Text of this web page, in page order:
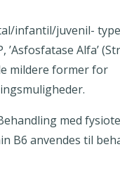
infantil/juvenil-
Alfa’
mildere former for
med
B6 anvendes til